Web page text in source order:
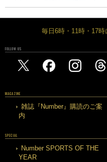
毎日6時・11時・17
FOLLOW US
MAGAZINE
雑誌『Number』購読のご案
内
SPECIAL
Number SPORTS OF THE
YEAR